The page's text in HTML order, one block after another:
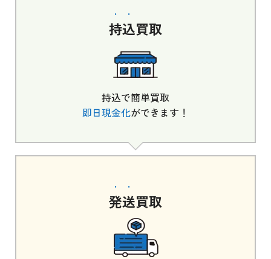
持込買取
持込で簡単買取
即日現金化ができます！
発送買取